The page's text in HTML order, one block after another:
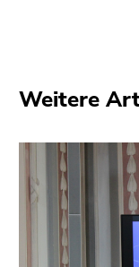
Weitere